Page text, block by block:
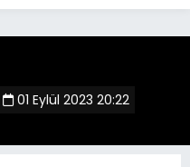
01 Eylül 2023 20:22